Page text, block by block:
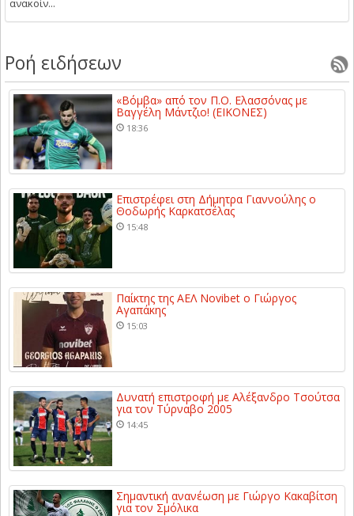
ανακοίν...
Ροή ειδήσεων
«Βόμβα» από τον Π.Ο. Ελασσόνας με
Βαγγέλη Μάντζιο! (ΕΙΚΟΝΕΣ)
18:36
Επιστρέφει στη Δήμητρα Γιαννούλης ο
Θοδωρής Καρκατσέλας
15:48
Παίκτης της ΑΕΛ Novibet ο Γιώργος
Αγαπάκης
15:03
Δυνατή επιστροφή με Αλέξανδρο Τσούτσα
για τον Τύρναβο 2005
14:45
Σημαντική ανανέωση με Γιώργο Κακαβίτση
για τον Σμόλικα